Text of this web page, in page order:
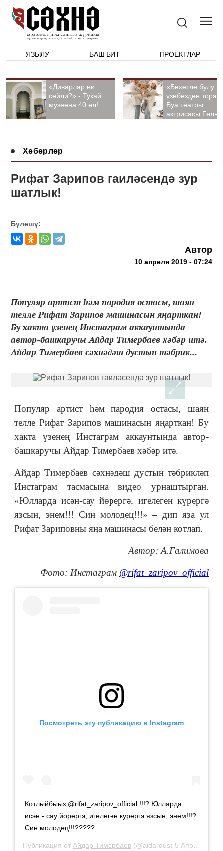
ЯЗЫЛУ БАШ БИТ ПРОЕКТЛАР
«Диварлар ни
сөйли?» - Тукай
музеена 40 ел!
«Бәхетле булу
үзебездән тора».
Буа театры
актрисасы
Хәбәрләр
Рифат Зарипов гаиләсендә зур
шатлык!
Бүлешү:
Автор
10 апреля 2019 - 07:24
Популяр артист һәм пародия остасы, шаян
телле Рифат Зарипов машинасын яңарткан!
Бу хакта үзенең Инстаграм аккаунтында
автор-башкаручы Айдар Тимербаев хәбәр итә.
Айдар Тимербаев сәхнәдәш дустын тәбрик...
Популяр артист һәм пародия остасы, шаян
телле Рифат Зарипов машинасын яңарткан! Бу
хакта үзенең Инстаграм аккаунтында автор-
башкаручы Айдар Тимербаев хәбәр итә.
Айдар Тимербаев сәхнәдәш дустын тәбрикләп
Инстаграм тасмасына видео урнаштырган.
«Юлларда исән-сау йөрергә, игелеген күрергә
язсын, энем!!! Син молодец!!!» – дип яза ул
Рифат Зариповны яңа машинасы белән котлап.
Автор: А.Галимова
Фото: Инстаграм @rifat_zaripov_official
Посмотреть эту публикацию в Instagram
Котлыйбыыз,@rifat_zaripov_official !!!? Юлларда
исэн - сау йорергэ, игелеген курергэ язсын, энем!!!?
Син молодец!!!?????
Публикация от Айдар Тимербаев (@aidardus) 5 Апр 2019 в 5:13 PDT